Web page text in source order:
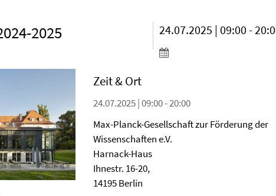
2025 24.07.2025 | 09:00 -
Zeit & Ort
24.07.2025 | 09:00 - 20:00
Max-Planck-Gesellschaft zur Förderung der
Wissenschaften e.V.
Harnack-Haus
Ihnestr. 16-20,
14195 Berlin